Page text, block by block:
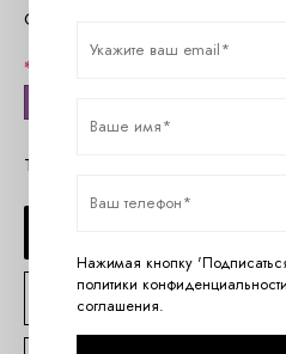
Очистить параметры
Таблица размеров Obsessive
КУПИТЬ В
Нажимая кнопку
политики конфиденциальности
соглашения.